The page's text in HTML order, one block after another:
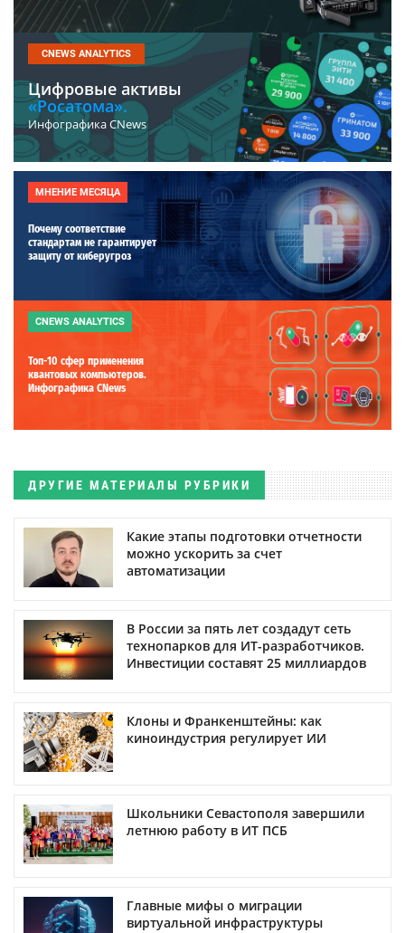
CNEWS ANALYTICS
Цифровые активы
«Росатома».
Инфографика CNews
МНЕНИЕ МЕСЯЦА
Почему соответствие
стандартам не гарантирует
защиту от киберугроз
CNEWS ANALYTICS
Топ-10 сфер применения
квантовых компьютеров.
Инфографика CNews
ДРУГИЕ МАТЕРИАЛЫ РУБРИКИ
Какие этапы подготовки отчетности
можно ускорить за счет
автоматизации
В России за пять лет создадут сеть
технопарков для ИТ-разработчиков.
Инвестиции составят 25 миллиардов
Клоны и Франкенштейны: как
киноиндустрия регулирует ИИ
Школьники Севастополя завершили
летнюю работу в ИТ ПСБ
Главные мифы о миграции
виртуальной инфраструктуры